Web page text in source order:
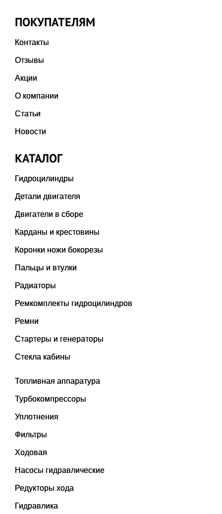
ПОКУПАТЕЛЯМ
Контакты
Отзывы
Акции
О компании
Статьи
Новости
КАТАЛОГ
Гидроцилиндры
Детали двигателя
Двигатели в сборе
Карданы и крестовины
Коронки ножи бокорезы
Пальцы и втулки
Радиаторы
Ремкомплекты гидроцилиндров
Ремни
Стартеры и генераторы
Стекла кабины
Топливная аппаратура
Турбокомпрессоры
Уплотнения
Фильтры
Ходовая
Насосы гидравлические
Редукторы хода
Гидравлика